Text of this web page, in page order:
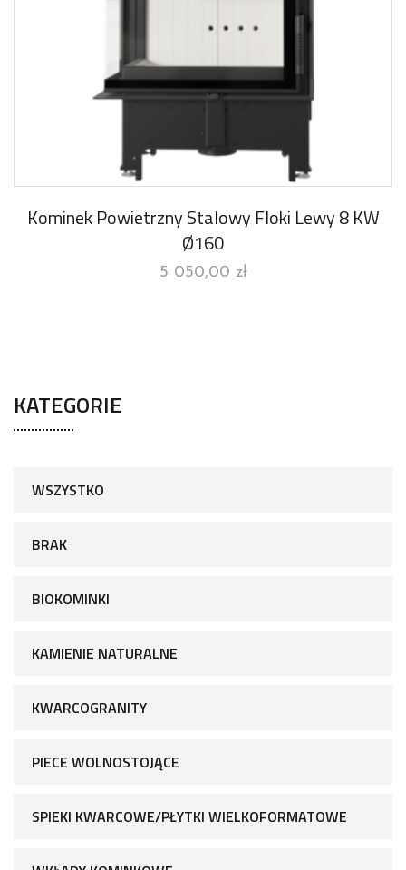
Kominek Powietrzny Stalowy Floki Lewy 8 KW
Ø160
5 050,00 zł
KATEGORIE
WSZYSTKO
BRAK
BIOKOMINKI
KAMIENIE NATURALNE
KWARCOGRANITY
PIECE WOLNOSTOJĄCE
SPIEKI KWARCOWE/PŁYTKI WIELKOFORMATOWE